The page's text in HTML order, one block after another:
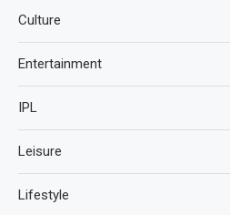
Culture
Entertainment
IPL
Leisure
Lifestyle